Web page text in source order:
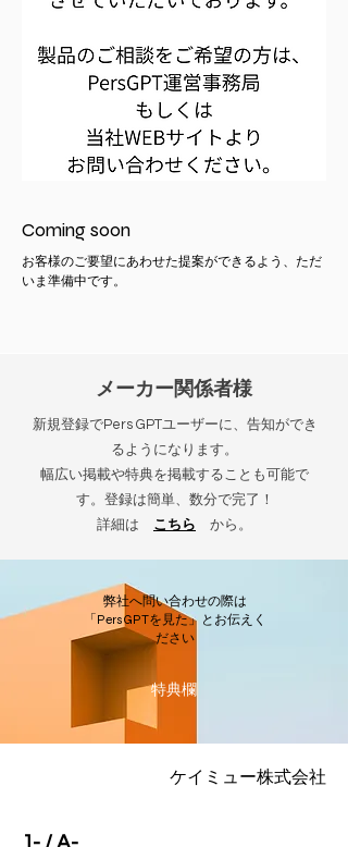
Coming soon
お客様のご要望にあわせた提案ができるよう、ただ
いま準備中です。
メーカー関係者様
新規登録でPers GPTユーザーに、告知ができ
るようになります。
幅広い掲載や特典を掲載することも可能で
す。登録は簡単、数分で完了！
詳細は こちら から。
弊社へ問い合わせの際は
「PersGPTを見た」とお伝えく
ださい
​特典欄
ケイミュー株式会社
1- / A-